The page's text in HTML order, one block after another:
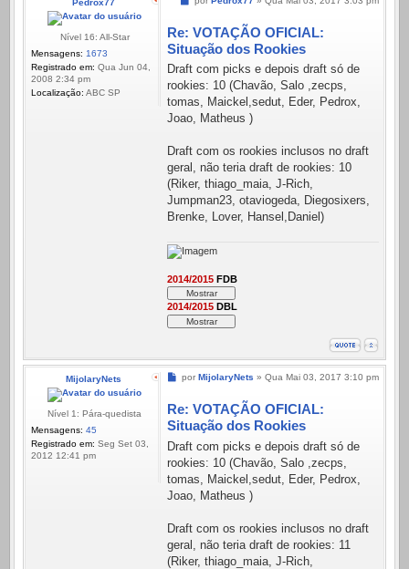
Nível 16: All-Star
Mensagens: 1673
Registrado em: Qua Jun 04,
2008 2:34 pm
Localização: ABC SP
Re: VOTAÇÃO OFICIAL:
Situação dos Rookies
Draft com picks e depois draft só de
rookies: 10 (Chavão, Salo ,zecps,
tomas, Maickel,sedut, Eder, Pedrox,
Joao, Matheus )
Draft com os rookies inclusos no draft
geral, não teria draft de rookies: 10
(Riker, thiago_maia, J-Rich,
Jumpman23, otaviogeda, Diegosixers,
Brenke, Lover, Hansel,Daniel)
2014/2015 FDB
2014/2015 DBL
MijolaryNets
Nível 1: Pára-quedista
Mensagens: 45
Registrado em: Seg Set 03,
2012 12:41 pm
Mensagem
por MijolaryNets » Qua Mai 03, 2017 3:10 pm
Re: VOTAÇÃO OFICIAL:
Situação dos Rookies
Draft com picks e depois draft só de
rookies: 10 (Chavão, Salo ,zecps,
tomas, Maickel,sedut, Eder, Pedrox,
Joao, Matheus )
Draft com os rookies inclusos no draft
geral, não teria draft de rookies: 11
(Riker, thiago_maia, J-Rich,